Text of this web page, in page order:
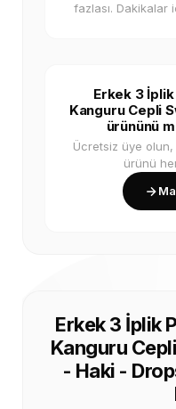
fazlası. Dakikalar
Erkek 3
Kanguru Cepli
ürününü
Ücretsiz üye olun,
ürünü
Erkek 3 İplik
Kanguru
- Haki -